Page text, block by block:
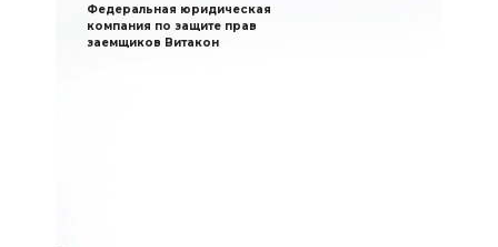
Федеральная юридическая
компания по защите прав
заемщиков Витакон